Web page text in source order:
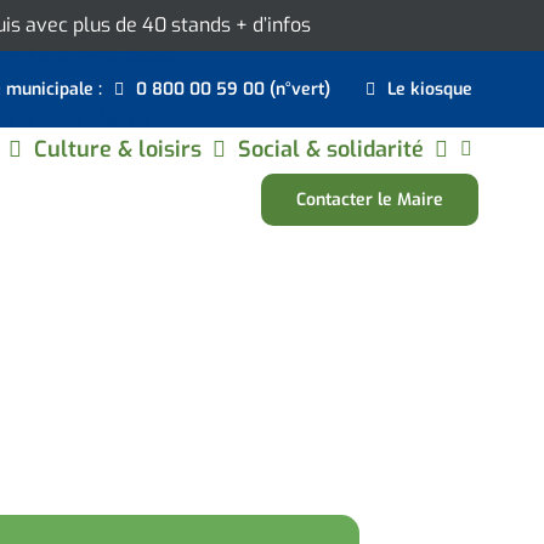
avec plus de 40 stands + d’infos
municipale : 0 800 00 59 00 (n°vert) Le kiosque
Culture & loisirs Social & solidarité
Contacter le Maire